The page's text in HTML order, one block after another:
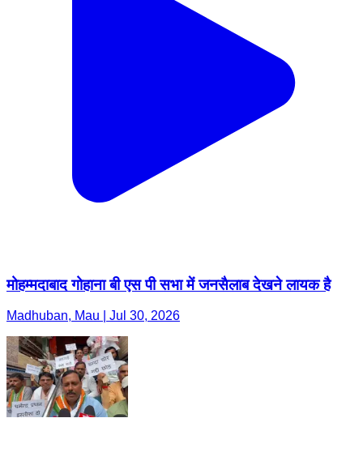
मोहम्मदाबाद गोहाना बी एस पी सभा में जनसैलाब देखने लायक है
Madhuban, Mau | Jul 30, 2026